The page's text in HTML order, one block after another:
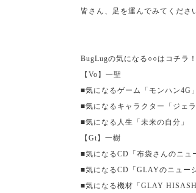
皆さん、足を運んでみてくださ
BugLugの気になる○○はコチラ！
【 Vo 】一聖
■気になるゲーム「モンハン4G 」
■気になるキャラクター「ジェラ
■気になる人生「未来の自分」
【 Gt 】一樹
■気になるCD 「布袋さんのニュ
■気になるCD 「 GLAYのニュー
■気になる機材「 GLAY